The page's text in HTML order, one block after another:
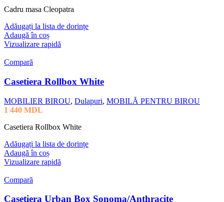
Cadru masa Cleopatra
Adăugați la lista de dorințe
Adaugă în coș
Vizualizare rapidă
Compară
Casetiera Rollbox White
MOBILIER BIROU, Dulapuri, MOBILĂ PENTRU BIROU
1 440 MDL
Casetiera Rollbox White
Adăugați la lista de dorințe
Adaugă în coș
Vizualizare rapidă
Compară
Casetiera Urban Box Sonoma/Anthracite